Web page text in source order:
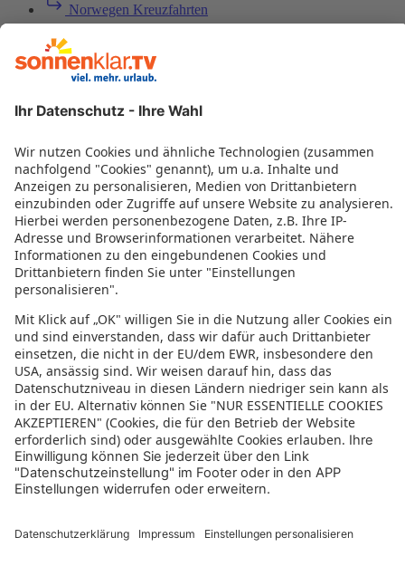
Norwegen Kreuzfahrten
Karibik Kreuzfahrten
Kreuzfahrt Ägypten
Nilkreuzfahrten
Minikreuzfahrten
Weltreise Kreuzfahrt
Last Minute Kreuzfahrt
Bewertung für sonnenklar.TV – EUVIA Travel
GmbH
4.4/5
4.4 von 5 Sternen
aus 61 Bewertungen
(letzte 12 Monate)
5/5